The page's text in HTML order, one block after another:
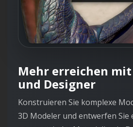
Mehr erreichen
und Designer
Konstruieren Sie komplexe
3D Modeler und entwerfen Sie